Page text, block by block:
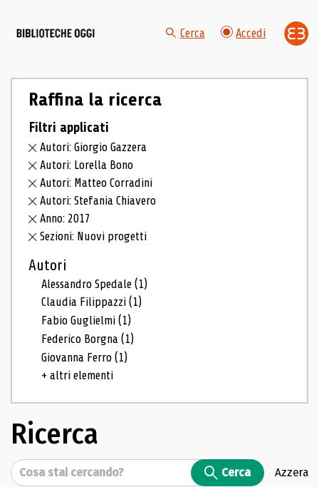
Cerca Accedi
Raffina la ricerca
Filtri applicati
Autori: Giorgio Gazzera
Autori: Lorella Bono
Autori: Matteo Corradini
Autori: Stefania Chiavero
Anno: 2017
Sezioni: Nuovi progetti
Autori
Alessandro Spedale(1)
Claudia Filippazzi(1)
Fabio Guglielmi(1)
Federico Borgna(1)
Giovanna Ferro(1)
+ altri elementi
Ricerca
Cerca Cerca Azzera